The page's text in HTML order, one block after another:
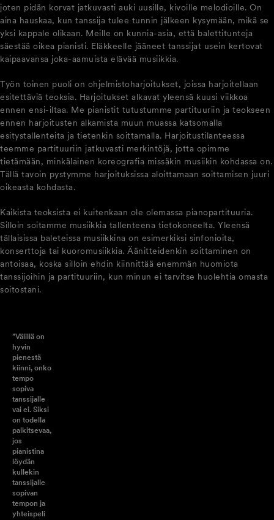
joten pidän korvat jatkuvasti auki uusille, kivoille melodioille. On
aina hauskaa, kun tanssija tulee tunnin jälkeen kysymään, mikä se
yksi kappale olikaan. Meille on kunnia-asia, että balettitunteja
säestää oikea pianisti. Eläkkeelle jääneet tanssijat usein kertovat
kaipaavansa joka-aamuista elävää musiikkia.
Työn toinen puoli on ohjelmistoharjoitukset, joissa harjoitellaan
esitettäviä teoksia. Harjoitukset alkavat yleensä kuusi viikkoa
ennen ensi-iltaa. Me pianistit tutustumme partituuriin ja teokseen
ennen harjoitusten alkamista muun muassa katsomalla
esitystallenteita ja tietenkin soittamalla. Harjoitustilanteessa
teemme partituuriin jatkuvasti merkintöjä, jotta opimme
tietämään, minkälainen koreografia missäkin musiikin kohdassa on.
Tällä tavoin pystymme harjoituksissa aloittamaan soittamisen juuri
oikeasta kohdasta.
Kaikista teoksista ei kuitenkaan ole olemassa pianopartituuria.
Silloin soitamme musiikkia tallenteena tietokoneelta. Yleensä
tällaisissa baleteissa musiikkina on esimerkiksi sinfonioita,
konserttoja tai kuoromusiikkia. Äänitteidenkin soittaminen on
antoisaa, koska silloin ehdin kiinnittää enemmän huomiota
tanssijoihin ja partituuriin, kun minun ei tarvitse huolehtia omasta
soitostani.
”Välillä on
hyvin
pienestä
kiinni, onko
tempo
sopiva
tanssijalle
vai ei. Siksi
on todella
palkitsevaa,
jos
pianistina
löydän
kullekin
tanssijalle
sopivan
tempon ja
yhteispeli